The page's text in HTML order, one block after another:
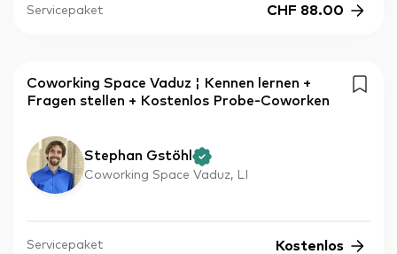
Servicepaket CHF 88.00
Coworking Space Vaduz ¦ Kennen lernen +
Fragen stellen + Kostenlos Probe-Coworken
Stephan Gstöhl
Coworking Space Vaduz, LI
Servicepaket Kostenlos